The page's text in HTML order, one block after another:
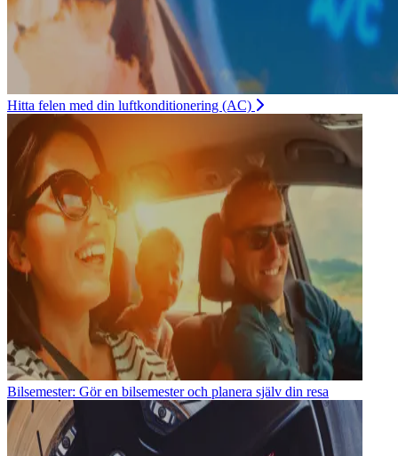
Hitta felen med din luftkonditionering (AC)
Bilsemester: Gör en bilsemester och planera själv din resa